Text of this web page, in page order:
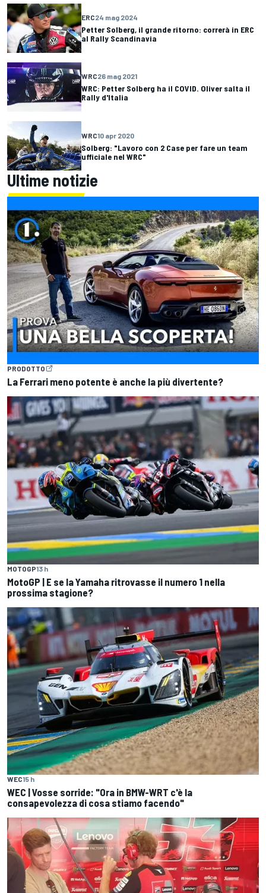
ERC24 mag 2024
Petter Solberg, il grande ritorno: correrà in ERC
al Rally Scandinavia
WRC26 mag 2021
WRC: Petter Solberg ha il COVID. Oliver salta il
Rally d'Italia
WRC10 apr 2020
Solberg: "Lavoro con 2 Case per fare un team
ufficiale nel WRC"
Ultime notizie
PRODOTTO
La Ferrari meno potente è anche la più divertente?
MOTOGP13 h
MotoGP | E se la Yamaha ritrovasse il numero 1 nella
prossima stagione?
WEC15 h
WEC | Vosse sorride: "Ora in BMW-WRT c'è la
consapevolezza di cosa stiamo facendo"